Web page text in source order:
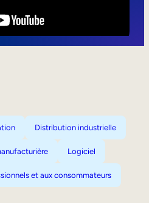
Distribution industrielle
Logiciel
et aux consommateurs